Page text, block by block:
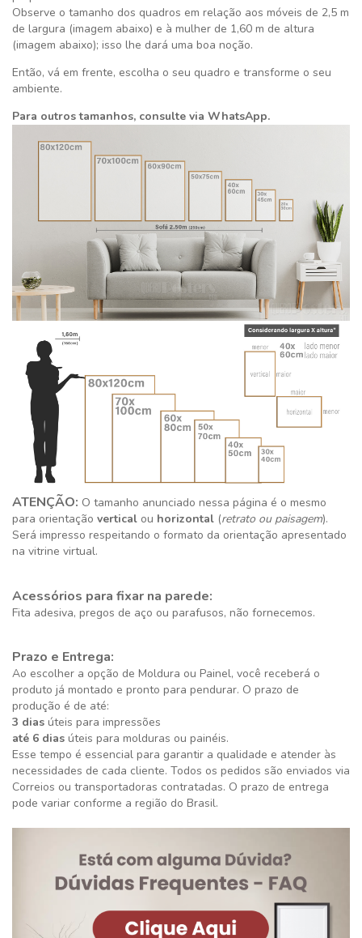
Observe o tamanho dos quadros em relação aos móveis de 2,5 m
de largura (imagem abaixo) e à mulher de 1,60 m de altura
(imagem abaixo); isso lhe dará uma boa noção.
Então, vá em frente, escolha o seu quadro e transforme o seu
ambiente.
Para outros tamanhos, consulte via WhatsApp.
ATENÇÃO: O tamanho anunciado nessa página é o mesmo
para orientação vertical ou horizontal (retrato ou paisagem).
Será impresso respeitando o formato da orientação apresentado
na vitrine virtual.
Acessórios para fixar na parede:
Fita adesiva, pregos de aço ou parafusos, não fornecemos.
Prazo e Entrega:
Ao escolher a opção de Moldura ou Painel, você receberá o
produto já montado e pronto para pendurar. O prazo de
produção é de até:
3 dias úteis para impressões
até 6 dias úteis para molduras ou painéis.
Esse tempo é essencial para garantir a qualidade e atender às
necessidades de cada cliente. Todos os pedidos são enviados via
Correios ou transportadoras contratadas. O prazo de entrega
pode variar conforme a região do Brasil.